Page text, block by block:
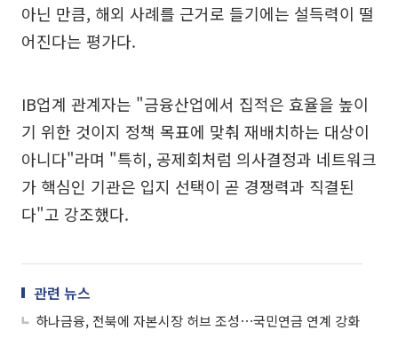
아닌 만큼, 해외 사례를 근거로 들기에는 설득력이 떨
어진다는 평가다.
IB업계 관계자는 "금융산업에서 집적은 효율을 높이
기 위한 것이지 정책 목표에 맞춰 재배치하는 대상이
아니다"라며 "특히, 공제회처럼 의사결정과 네트워크
가 핵심인 기관은 입지 선택이 곧 경쟁력과 직결된
다"고 강조했다.
관련 뉴스
하나금융, 전북에 자본시장 허브 조성⋯국민연금 연계 강화